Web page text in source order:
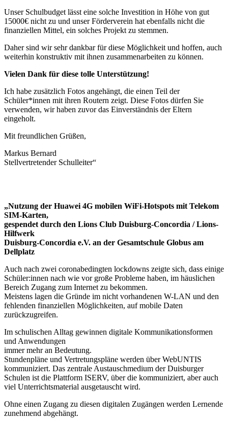
Unser Schulbudget lässt eine solche Investition in Höhe von gut
15000€ nicht zu und unser Förderverein hat ebenfalls nicht die
finanziellen Mittel, ein solches Projekt zu stemmen.
Daher sind wir sehr dankbar für diese Möglichkeit und hoffen, auch
weiterhin konstruktiv mit ihnen zusammenarbeiten zu können.
Vielen Dank für diese tolle Unterstützung!
Ich habe zusätzlich Fotos angehängt, die einen Teil der
Schüler*innen mit ihren Routern zeigt. Diese Fotos dürfen Sie
verwenden, wir haben zuvor das Einverständnis der Eltern
eingeholt.
Mit freundlichen Grüßen,
Markus Bernard
Stellvertretender Schulleiter“
„Nutzung der Huawei 4G mobilen WiFi-Hotspots mit Telekom
SIM-Karten,
gespendet durch den Lions Club Duisburg-Concordia / Lions-
Hilfwerk
Duisburg-Concordia e.V. an der Gesamtschule Globus am
Dellplatz
Auch nach zwei coronabedingten lockdowns zeigte sich, dass einige
Schüler:innen nach wie vor große Probleme haben, im häuslichen
Bereich Zugang zum Internet zu bekommen.
Meistens lagen die Gründe im nicht vorhandenen W-LAN und den
fehlenden finanziel­len Möglichkeiten, auf mobile Daten
zurückzugreifen.
Im schulischen Alltag gewinnen digitale Kommunikationsformen
und Anwendungen
immer mehr an Bedeutung.
Stundenpläne und Vertretungspläne werden über WebUNTIS
kommuniziert. Das zentrale Austauschmedium der Duisburger
Schulen ist die Plattform ISERV, über die kommuniziert, aber auch
viel Unterrichtsmaterial ausgetauscht wird.
Ohne einen Zugang zu diesen digitalen Zugängen werden Lernende
zunehmend ab­gehängt.